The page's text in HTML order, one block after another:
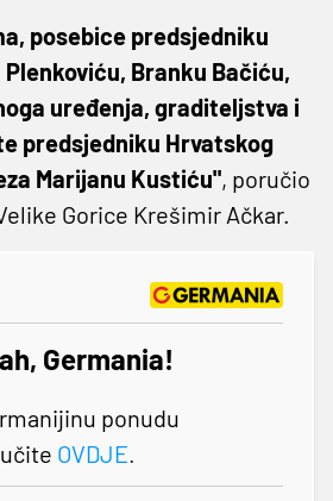
posebice predsjedniku
Plenkoviću, Branku Bačiću,
uređenja, graditeljstva i
predsjedniku Hrvatskog
Marijanu Kustiću", poručio
Gorice Krešimir Ačkar.
Germania!
ponudu
OVDJE.